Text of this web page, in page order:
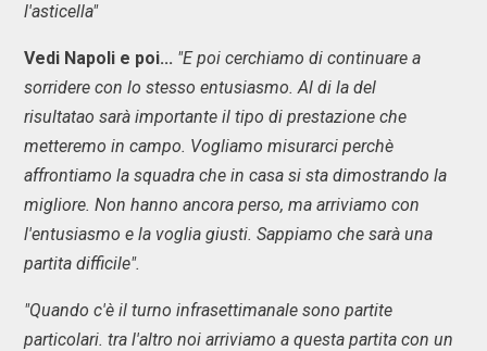
l'asticella"
Vedi Napoli e poi... "E poi cerchiamo di continuare a
sorridere con lo stesso entusiasmo. Al di la del
risultatao sarà importante il tipo di prestazione che
metteremo in campo. Vogliamo misurarci perchè
affrontiamo la squadra che in casa si sta dimostrando la
migliore. Non hanno ancora perso, ma arriviamo con
l'entusiasmo e la voglia giusti. Sappiamo che sarà una
partita difficile".
"Quando c'è il turno infrasettimanale sono partite
particolari. tra l'altro noi arriviamo a questa partita con un